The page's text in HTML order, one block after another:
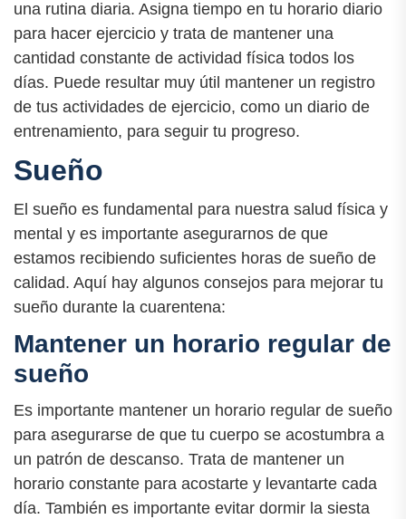
una rutina diaria. Asigna tiempo en tu horario diario
para hacer ejercicio y trata de mantener una
cantidad constante de actividad física todos los
días. Puede resultar muy útil mantener un registro
de tus actividades de ejercicio, como un diario de
entrenamiento, para seguir tu progreso.
Sueño
El sueño es fundamental para nuestra salud física y
mental y es importante asegurarnos de que
estamos recibiendo suficientes horas de sueño de
calidad. Aquí hay algunos consejos para mejorar tu
sueño durante la cuarentena:
Mantener un horario regular de
sueño
Es importante mantener un horario regular de sueño
para asegurarse de que tu cuerpo se acostumbra a
un patrón de descanso. Trata de mantener un
horario constante para acostarte y levantarte cada
día. También es importante evitar dormir la siesta